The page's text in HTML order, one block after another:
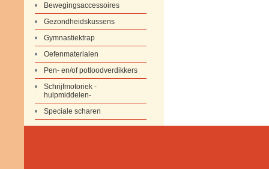
Bewegingsaccessoires
Gezondheidskussens
Gymnastiektrap
Oefenmaterialen
Pen- en/of potloodverdikkers
Schrijfmotoriek -
hulpmiddelen-
Speciale scharen